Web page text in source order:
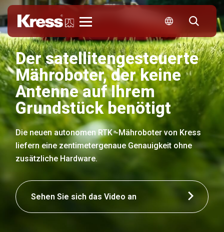
Der satellitengesteuerte
Mähroboter, der keine
Antenne auf Ihrem
Grundstück benötigt
Die neuen autonomen RTK n-Mähroboter von Kress
liefern eine zentimetergenaue Genauigkeit ohne
zusätzliche Hardware.
Sehen Sie sich das Video an